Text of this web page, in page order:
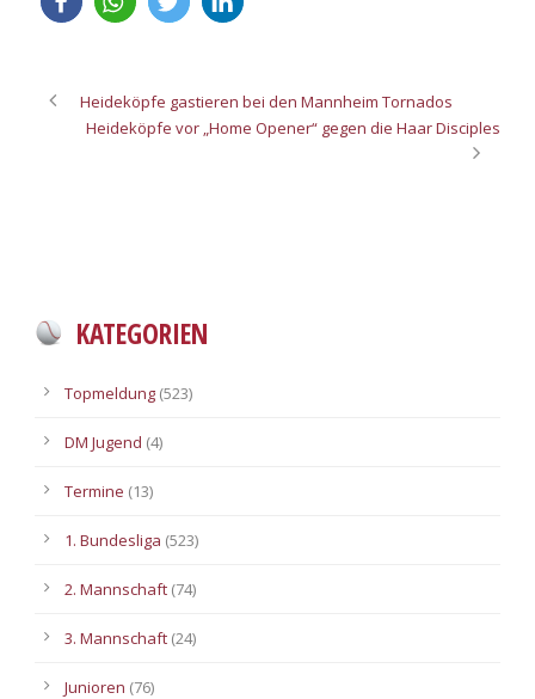
Heideköpfe gastieren bei den Mannheim Tornados
Heideköpfe vor „Home Opener“ gegen die Haar Disciples
KATEGORIEN
Topmeldung (523)
DM Jugend (4)
Termine (13)
1. Bundesliga (523)
2. Mannschaft (74)
3. Mannschaft (24)
Junioren (76)